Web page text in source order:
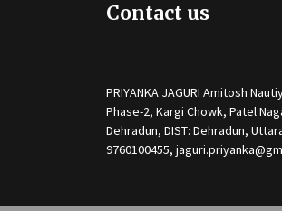
Contact us
PRIYANKA JAGURI Amitosh
Phase-2, Kargi Chowk, Patel
Dehradun, DIST: Dehradun,
9760100455,